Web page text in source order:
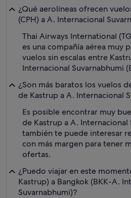
¿Qué aerolíneas ofrecen
(CPH) a A. Internacional
Thai Airways International
es una compañía aérea muy
vuelos sin escalas entre
Internacional Suvarnabhumi
¿Son más baratos los vuelos
de Kastrup a A. Internacional
Es posible encontrar muy
de Kastrup a A.
también te puede interesar
con más margen para tener
ofertas.
¿Puedo viajar en este
Kastrup) a Bangkok (BKK-A.
Suvarnabhumi)?